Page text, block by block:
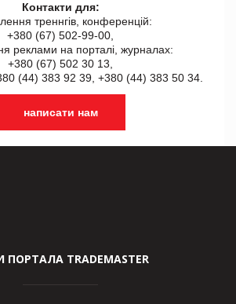
Контакти для:
треннгів, конференцій:
+380 (67) 502-99-00,
реклами на порталі, журналах:
+380 (67) 502 30 13,
(44) 383 92 39, +380 (44) 383 50 34.
написати нам
ПОРТАЛА TRADEMASTER